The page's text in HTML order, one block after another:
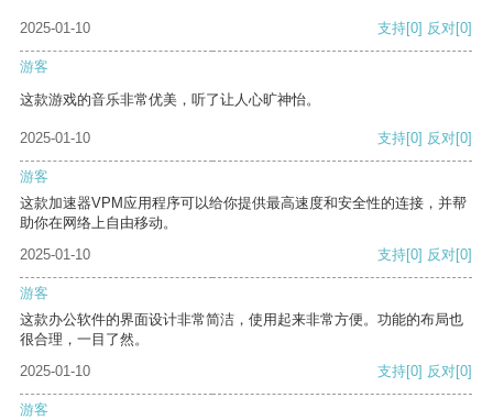
2025-01-10 支持[0] 反对[0]
游客
这款游戏的音乐非常优美，听了让人心旷神怡。
2025-01-10 支持[0] 反对[0]
游客
这款加速器VPM应用程序可以给你提供最高速度和安全性的连接，并帮
助你在网络上自由移动。
2025-01-10
支持[0] 反对[0]
游客
这款办公软件的界面设计非常简洁，使用起来非常方便。功能的布局也
很合理，一目了然。
2025-01-10
支持[0] 反对[0]
游客